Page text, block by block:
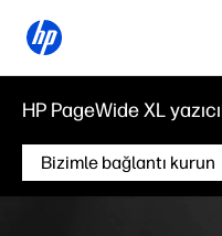
HP PageWide XL
Bizimle bağlantı kurun